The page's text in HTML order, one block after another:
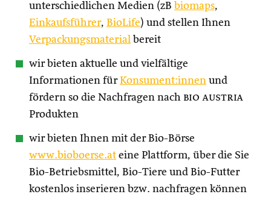
unterschiedlichen Medien (zB biomaps,
Einkaufsführer, BioLife) und stellen Ihnen
Verpackungsmaterial bereit
wir bieten aktuelle und vielfältige
Informationen fürKonsument:innen und
fördern so die Nachfragen nach bio austria
Produkten
wir bieten Ihnen mit der Bio-Börse
www.bioboerse.at eine Plattform, über die Sie
Bio-Betriebsmittel, Bio-Tiere und Bio-Futter
kostenlos inserieren bzw. nachfragen können